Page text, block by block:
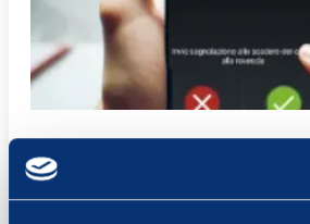
Chiamata SOS – Antirapina